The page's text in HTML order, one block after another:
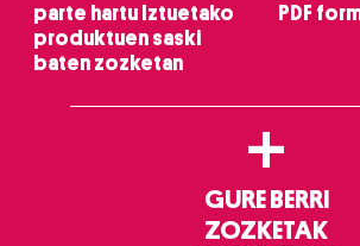
parte hartu Iztuetako
produktuen saski
baten zozketan
PDF
+
GURE BERRI
ZOZKETAK